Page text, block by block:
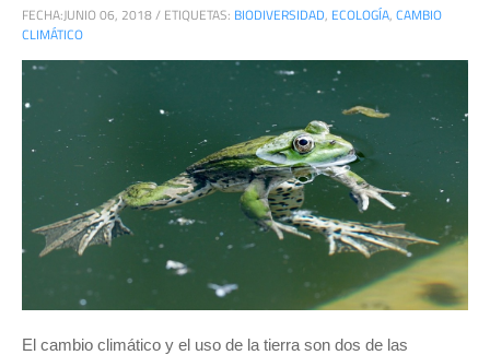
FECHA:JUNIO 06, 2018/ ETIQUETAS: BIODIVERSIDAD, ECOLOGÍA, CAMBIO
CLIMÁTICO
El cambio climático y el uso de la tierra son dos de las